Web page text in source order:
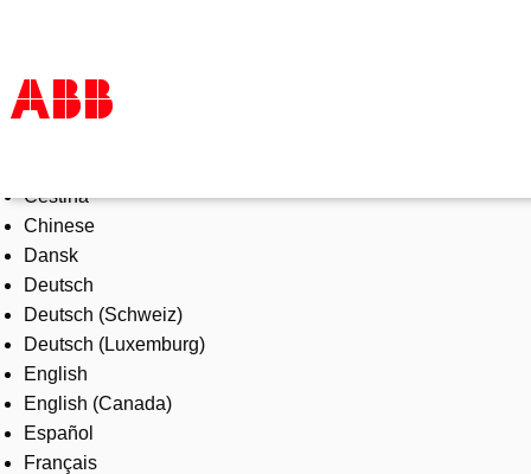
Products & Solutions
Industries
Services
About us
Where to buy
Contact us
Careers
Čeština
Chinese
Dansk
Deutsch
Deutsch (Schweiz)
Deutsch (Luxemburg)
English
English (Canada)
Español
Français